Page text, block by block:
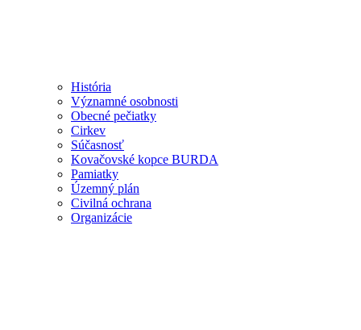
História
Významné osobnosti
Obecné pečiatky
Cirkev
Súčasnosť
Kovačovské kopce BURDA
Pamiatky
Územný plán
Civilná ochrana
Organizácie